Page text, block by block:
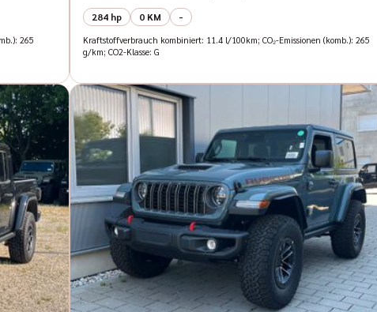
265
284 hp
0 KM -
Kraftstoffverbrauch kombiniert: 11.4 l/100km; CO₂-Emissionen (komb.): 265
g/km; CO2-Klasse: G